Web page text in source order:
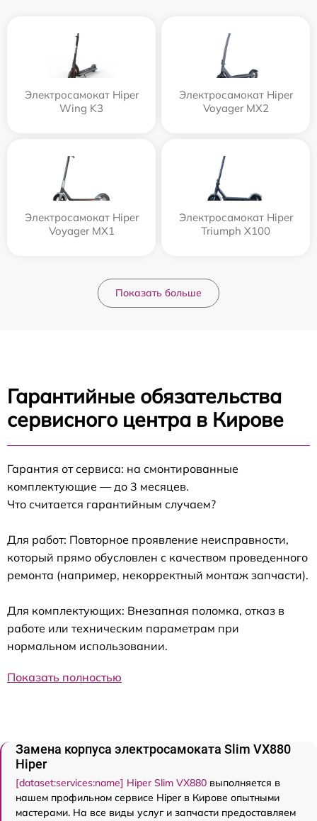
Электросамокат Hiper
Wing K3
Электросамокат Hiper
Voyager MX2
Электросамокат Hiper
Voyager MX1
Электросамокат Hiper
Triumph X100
Показать больше
Гарантийные обязательства
сервисного центра в Кирове
Гарантия от сервиса: на смонтированные
комплектующие — до 3 месяцев.
Что считается гарантийным случаем?
Для работ: Повторное проявление неисправности,
который прямо обусловлен с качеством проведенного
ремонта (например, некорректный монтаж запчасти).
Для комплектующих: Внезапная поломка, отказ в
работе или техническим параметрам при
нормальном использовании.
Показать полностью
Замена корпуса электросамоката Slim VX880
Hiper
[dataset:services:name] Hiper Slim VX880 выполняется в
нашем профильном сервисе Hiper в Кирове опытными
мастерами. На все виды услуг и запчасти предоставляем